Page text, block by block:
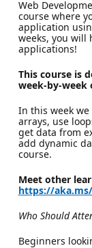
Web
course where
application
weeks, you will
applications!
This course is
week-by-week
In this week
arrays, use
get data from
add dynamic
course.
Meet other
https://
Who Should
Beginners